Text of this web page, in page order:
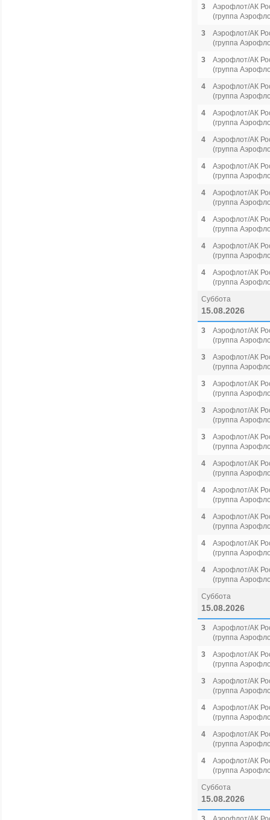
3
Аэрофлот/АК
(группа
3
Аэрофлот/АК
(группа
3
Аэрофлот/АК
(группа
4
Аэрофлот/АК
(группа
4
Аэрофлот/АК
(группа
4
Аэрофлот/АК
(группа
4
Аэрофлот/АК
(группа
4
Аэрофлот/АК
(группа
4
Аэрофлот/АК
(группа
4
Аэрофлот/АК
(группа
4
Аэрофлот/АК
(группа
Суббота
15.08.2026
3
Аэрофлот/АК
(группа
3
Аэрофлот/АК
(группа
3
Аэрофлот/АК
(группа
3
Аэрофлот/АК
(группа
3
Аэрофлот/АК
(группа
4
Аэрофлот/АК
(группа
4
Аэрофлот/АК
(группа
4
Аэрофлот/АК
(группа
4
Аэрофлот/АК
(группа
4
Аэрофлот/АК
(группа
Суббота
15.08.2026
3
Аэрофлот/АК
(группа
3
Аэрофлот/АК
(группа
3
Аэрофлот/АК
(группа
4
Аэрофлот/АК
(группа
4
Аэрофлот/АК
(группа
4
Аэрофлот/АК
(группа
Суббота
15.08.2026